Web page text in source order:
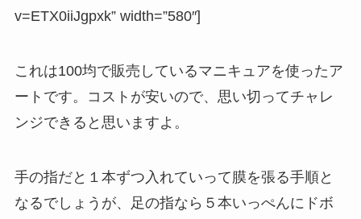
v=ETX0iiJgpxk” width=”580″]
これは100均で販売しているマニキュアを使ったア
ートです。コストが安いので、思い切ってチャレ
ンジできると思いますよ。
手の指だと１本ずつ入れていって膜を張る手順と
なるでしょうが、足の指なら ５本いっぺんにドボ